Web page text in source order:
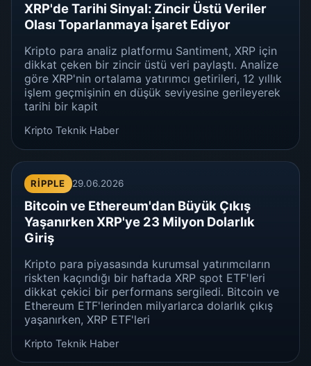
XRP'de Tarihi Sinyal: Zincir Üstü Veriler
Olası Toparlanmaya İşaret Ediyor
Kripto para analiz platformu Santiment, XRP için
dikkat çeken bir zincir üstü veri paylaştı. Analize
göre XRP'nin ortalama yatırımcı getirileri, 12 yıllık
işlem geçmişinin en düşük seviyesine gerileyerek
tarihi bir kapit
Kripto Teknik Haber
RIPPLE 29.06.2026
Bitcoin ve Ethereum'dan Büyük Çıkış
Yaşanırken XRP'ye 23 Milyon Dolarlık
Giriş
Kripto para piyasasında kurumsal yatırımcıların
riskten kaçındığı bir haftada XRP spot ETF'leri
dikkat çekici bir performans sergiledi. Bitcoin ve
Ethereum ETF'lerinden milyarlarca dolarlık çıkış
yaşanırken, XRP ETF'leri
Kripto Teknik Haber